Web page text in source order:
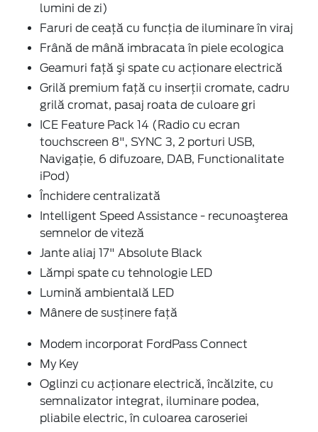
lumini de zi)
Faruri de ceaţă cu funcţia de iluminare în viraj
Frână de mână imbracata în piele ecologica
Geamuri faţă şi spate cu acţionare electrică
Grilă premium faţă cu inserţii cromate, cadru
grilă cromat, pasaj roata de culoare gri
ICE Feature Pack 14 (Radio cu ecran
touchscreen 8", SYNC 3, 2 porturi USB,
Navigaţie, 6 difuzoare, DAB, Functionalitate
iPod)
Închidere centralizată
Intelligent Speed Assistance - recunoaşterea
semnelor de viteză
Jante aliaj 17" Absolute Black
Lămpi spate cu tehnologie LED
Lumină ambientală LED
Mânere de susţinere faţă
Modem incorporat FordPass Connect
My Key
Oglinzi cu acţionare electrică, încălzite, cu
semnalizator integrat, iluminare podea,
pliabile electric, în culoarea caroseriei